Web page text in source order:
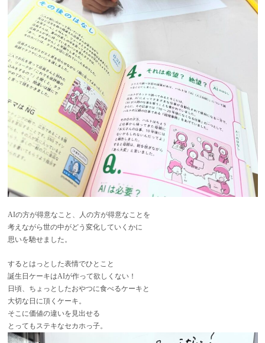
AIの方が得意なこと、人の方が得意なことを
考えながら世の中がどう変化していくかに
思いを馳せました。
するとはっとした表情でひとこと
誕生日ケーキはAIが作って欲しくない！
日頃、ちょっとしたおやつに食べるケーキと
大切な日に頂くケーキ。
そこに価値の違いを見出せる
とってもステキなセカホっ子。